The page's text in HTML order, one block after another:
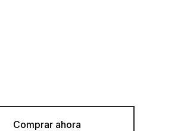
Comprar ahora